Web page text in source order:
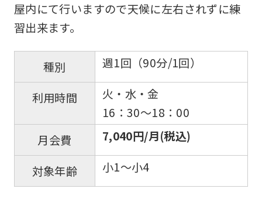
屋内にて行いますので天候に左右されずに練
習出来ます。
種別 週1回（90分/1回）
利用時間
火・水・金
16：30～18：00
月会費
7,040円/月(税込)
対象年齢 小1～小4